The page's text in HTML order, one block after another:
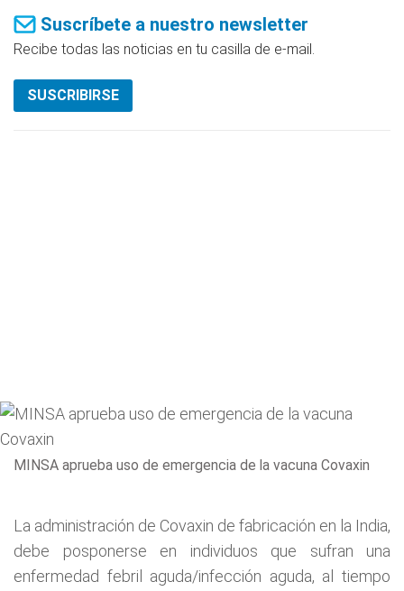
Suscríbete a nuestro newsletter
Recibe todas las noticias en tu casilla de e-mail.
SUSCRIBIRSE
MINSA aprueba uso de emergencia de la vacuna Covaxin
La administración de Covaxin de fabricación en la India,
debe posponerse en individuos que sufran una
enfermedad febril aguda/infección aguda, al tiempo